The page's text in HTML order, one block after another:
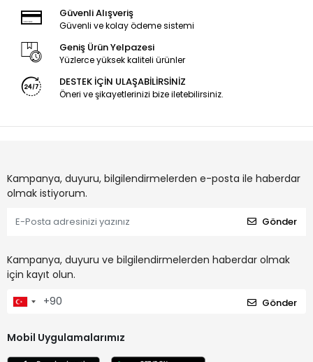
Güvenli Alışveriş
Güvenli ve kolay ödeme sistemi
Geniş Ürün Yelpazesi
Yüzlerce yüksek kaliteli ürünler
DESTEK İÇİN ULAŞABİLİRSİNİZ
Öneri ve şikayetlerinizi bize iletebilirsiniz.
Kampanya, duyuru, bilgilendirmelerden e-posta ile haberdar
olmak istiyorum.
Gönder
Kampanya, duyuru ve bilgilendirmelerden haberdar olmak
için kayıt olun.
Gönder
Mobil Uygulamalarımız